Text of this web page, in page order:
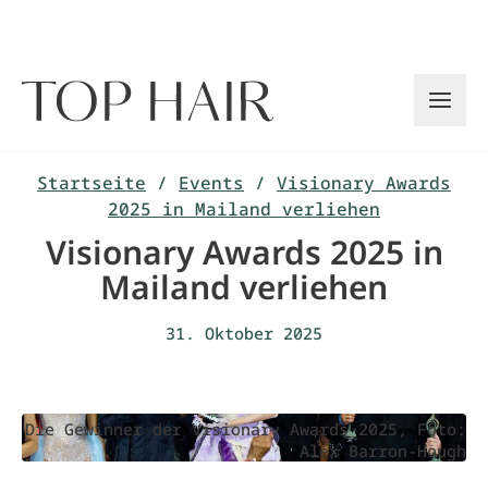
Startseite / Events / Visionary Awards
2025 in Mailand verliehen
Visionary Awards 2025 in
Mailand verliehen
31. Oktober 2025
Die Gewinner der Visionary Awards 2025, Foto:
Alex Barron-Hough